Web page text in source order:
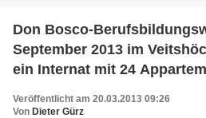
Don Bosco-
September 2013 im
ein Internat mit 24
Veröffentlicht am 20.03.2013 09:26
Von Dieter Gürz